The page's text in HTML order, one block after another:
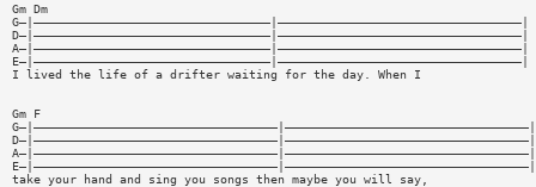
Gm Dm
G—|—————————————————————————————————|——————————————————————————————————|
D—|—————————————————————————————————|——————————————————————————————————|
A—|—————————————————————————————————|——————————————————————————————————|
E—|—————————————————————————————————|——————————————————————————————————|
I lived the life of a drifter waiting for the day. When I
Gm F
G—|——————————————————————————————————|——————————————————————————————————|
D—|——————————————————————————————————|——————————————————————————————————|
A—|——————————————————————————————————|——————————————————————————————————|
E—|——————————————————————————————————|——————————————————————————————————|
take your hand and sing you songs then maybe you will say,